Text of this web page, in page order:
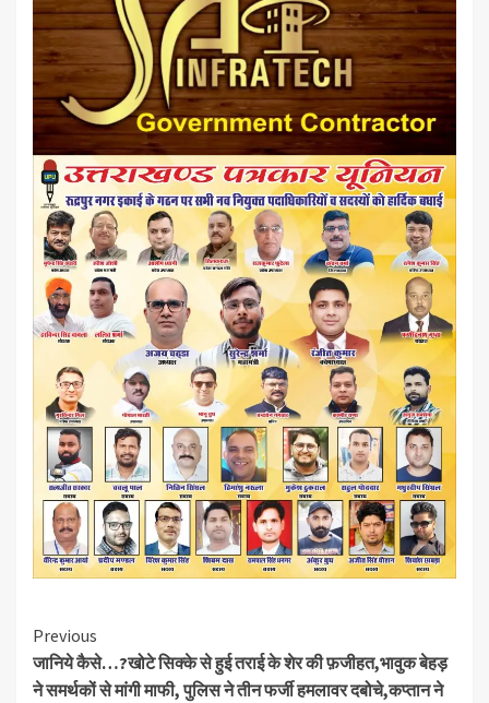
Continue
Reading
Previous
जानिये कैसे…?खोटे सिक्के से हुई तराई के शेर की फ़जीहत,भावुक बेहड़
ने समर्थकों से मांगी माफी, पुलिस ने तीन फर्जी हमलावर दबोचे,कप्तान ने